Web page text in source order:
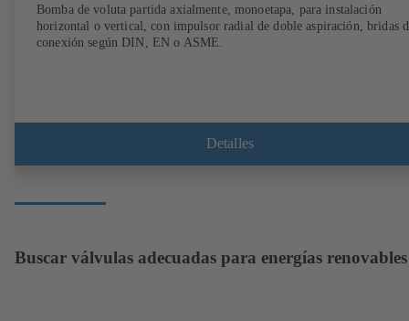
Bomba de voluta partida axialmente, monoetapa, para instalación
horizontal o vertical, con impulsor radial de doble aspiración, bridas
conexión según DIN, EN o ASME.
Detalles
Buscar válvulas adecuadas para energías renovables